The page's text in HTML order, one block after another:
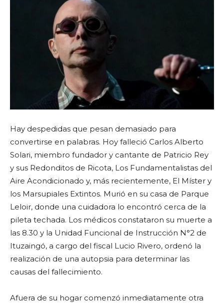
Hay despedidas que pesan demasiado para
convertirse en palabras. Hoy falleció Carlos Alberto
Solari, miembro fundador y cantante de Patricio Rey
y sus Redonditos de Ricota, Los Fundamentalistas del
Aire Acondicionado y, más recientemente, El Míster y
los Marsupiales Extintos. Murió en su casa de Parque
Leloir, donde una cuidadora lo encontró cerca de la
pileta techada. Los médicos constataron su muerte a
las 8.30 y la Unidad Funcional de Instrucción N°2 de
Ituzaingó, a cargo del fiscal Lucio Rivero, ordenó la
realización de una autopsia para determinar las
causas del fallecimiento.
Afuera de su hogar comenzó inmediatamente otra